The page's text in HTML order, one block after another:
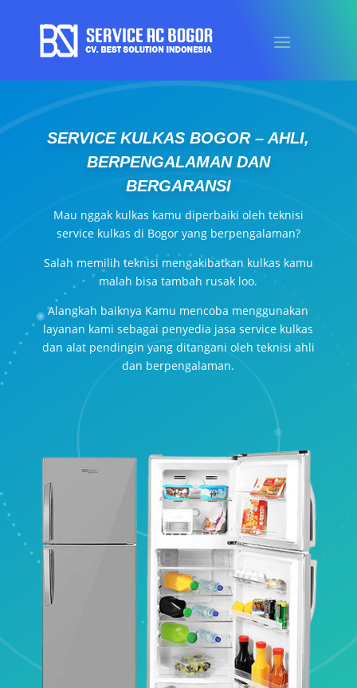
SERVICE KULKAS BOGOR – AHLI,
BERPENGALAMAN DAN
BERGARANSI
Mau nggak kulkas kamu diperbaiki oleh teknisi
service kulkas di Bogor yang berpengalaman?
Salah memilih teknisi mengakibatkan kulkas kamu
malah bisa tambah rusak loo.
Alangkah baiknya Kamu mencoba menggunakan
layanan kami sebagai penyedia jasa service kulkas
dan alat pendingin yang ditangani oleh teknisi ahli
dan berpengalaman.